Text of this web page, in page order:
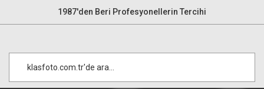
1987'den Beri Profesyonellerin Tercihi